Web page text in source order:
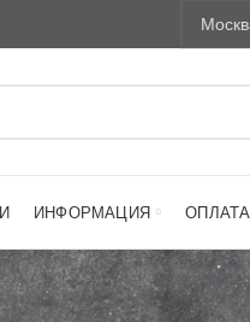
ИНФОРМАЦИЯ ОПЛАТА